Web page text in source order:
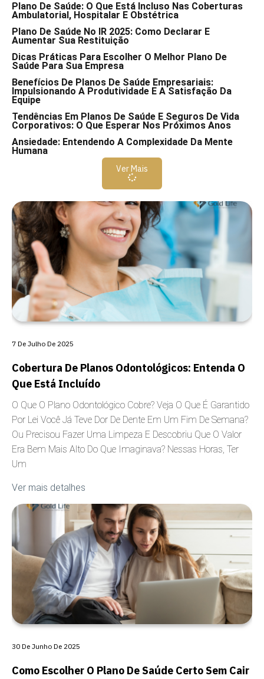
Plano De Saúde: O Que Está Incluso Nas Coberturas
Ambulatorial, Hospitalar E Obstétrica
Plano De Saúde No IR 2025: Como Declarar E
Aumentar Sua Restituição
Dicas Práticas Para Escolher O Melhor Plano De
Saúde Para Sua Empresa
Benefícios De Planos De Saúde Empresariais:
Impulsionando A Produtividade E A Satisfação Da
Equipe
Tendências Em Planos De Saúde E Seguros De Vida
Corporativos: O Que Esperar Nos Próximos Anos
Ansiedade: Entendendo A Complexidade Da Mente
Humana
Ver Mais
Cobertura De Planos Odontológicos: Entenda O
Que Está Incluído
O Que O Plano Odontológico Cobre? Veja O Que É Garantido
Por Lei Você Já Teve Dor De Dente Em Um Fim De Semana?
Ou Precisou Fazer Uma Limpeza E Descobriu Que O Valor
Era Bem Mais Alto Do Que Imaginava? Nessas Horas, Ter
Um
Ver mais detalhes
7 De Julho De 2025
Como Escolher O Plano De Saúde Certo Sem Cair
30 De Junho De 2025